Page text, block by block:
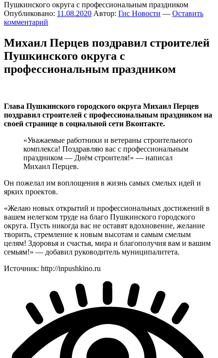
Пушкинского округа с профессиональным праздником
Опубликовано: 11.08.2020 Автор: Гис Новости — Оставить
комментарий
Михаил Перцев поздравил строителей
Пушкинского округа с
профессиональным праздником
Глава Пушкинского городского округа Михаил Перцев
поздравил строителей с профессиональным праздником на
своей странице в социальной сети Вконтакте.
«Уважаемые работники и ветераны строительного
комплекса! Поздравляю вас с профессиональным
праздником — Днём строителя!» — написал
Михаил Перцев.
Он пожелал им воплощения в жизнь самых смелых идей и
ярких проектов.
«Желаю новых открытий и профессиональных достижений в
вашем нелегком труде на благо Пушкинского городского
округа. Пусть никогда вас не оставят вдохновение, желание
творить, стремление к новым высотам и самым смелым
целям! Здоровья и счастья, мира и благополучия вам и вашим
семьям!» — добавил руководитель муниципалитета.
Источник: http://inpushkino.ru